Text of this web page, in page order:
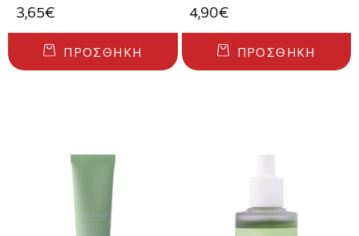
3,65€
ΠΡΟΣΘΉΚΗ
4,90€
ΠΡΟΣΘΉΚΗ